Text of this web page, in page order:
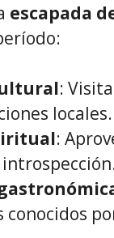
escapada
:
locales.
:
conocidos